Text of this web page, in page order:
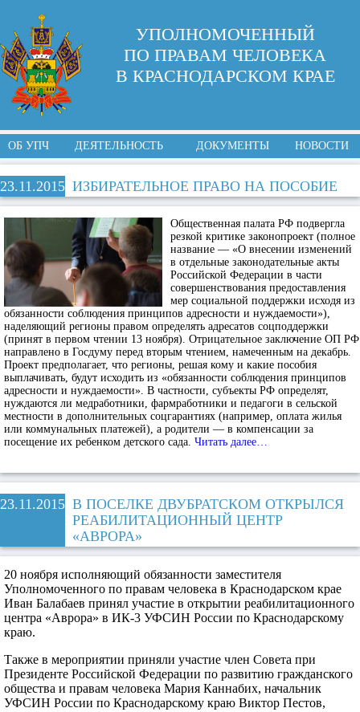
УПОЛНОМОЧЕННЫЙ
ПО ПРАВАМ ЧЕЛОВЕКА
В КРАСНОДАРСКОМ КРАЕ
ОБ УПЧ ДЕЯТЕЛЬНОСТЬ ДОКУМЕНТЫ НОВОСТИ
23.11.2015 ИЗБИРАТЕЛЬНОЕ ПРАВО НА ПОСОБИЕ
Общественная палата РФ подвергла
резкой критике законопроект (полное
название — «О внесении изменений
в отдельные законодательные акты
Российской Федерации в части
совершенствования предоставления
мер социальной поддержки исходя из
обязанности соблюдения принципов адресности и нуждаемости»),
наделяющий регионы правом определять адресатов соцподдержки
(принят в первом чтении 13 ноября). Отрицательное заключение ОП РФ
направлено в Госдуму перед вторым чтением, намеченным на декабрь.
Проект предполагает, что регионы, решая кому и какие пособия
выплачивать, будут исходить из «обязанности соблюдения принципов
адресности и нуждаемости». В частности, субъекты РФ определят,
нуждаются ли медработники, фармработники и педагоги в сельской
местности в дополнительных соцгарантиях (например, оплата жилья
или коммунальных платежей), а родители — в компенсации за
посещение их ребенком детского сада. Читать далее…
23.11.2015 В ПОСЕЛКЕ ДВУБРАТСКОМ ОТКРЫЛСЯ
РЕАБИЛИТАЦИОННЫЙ ЦЕНТР
«АВРОРА»
20 ноября исполняющий обязанности заместителя
Уполномоченного по правам человека в Краснодарском крае
Иван Балабаев принял участие в открытии реабилитационного
центра «Аврора» в ИК-3 УФСИН России по Краснодарскому
краю.
Также в мероприятии приняли участие член Совета при
Президенте Российской Федерации по развитию гражданского
общества и правам человека Мария Каннабих, начальник
УФСИН России по Краснодарскому краю Виктор Пестов,